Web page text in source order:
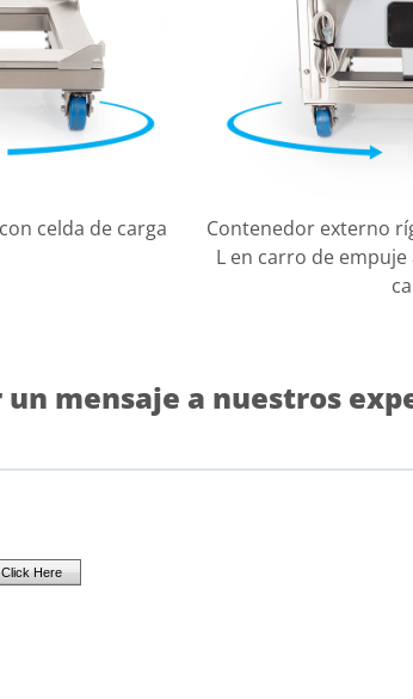
celda de carga Contenedor externo
L en carro de
un mensaje a nuestros